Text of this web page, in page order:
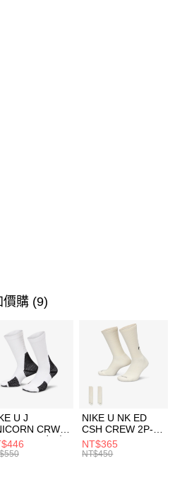
價購 (9)
U J
CRW
-160 男女 中
FZ3393100
NIKE U NK ED
CSH CREW 2P-
144 EMBRDY 男
女 短統襪
NT$365
NT$450